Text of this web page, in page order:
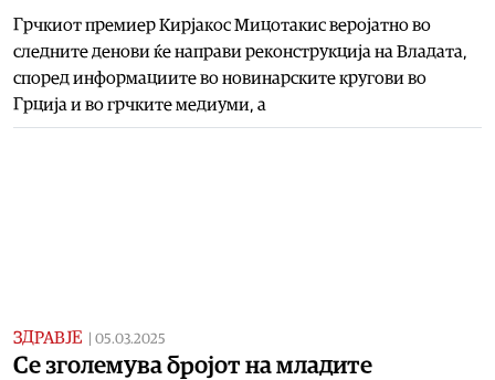
Грчкиот премиер Кирјакос Мицотакис веројатно во
следните денови ќе направи реконструкција на Владата,
според информациите во новинарските кругови во
Грција и во грчките медиуми, а
ЗДРАВЈЕ 05.03.2025
Се зголемува бројот на младите